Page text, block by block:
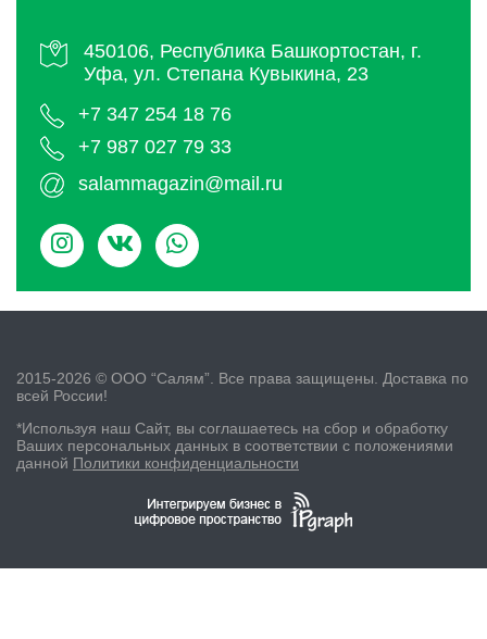
450106, Республика Башкортостан, г.
Уфа, ул. Степана Кувыкина, 23
+7 347 254 18 76
+7 987 027 79 33
salammagazin@mail.ru
2015-2026 © ООО “Салям”. Все права защищены. Доставка по
всей России!
*Используя наш Сайт, вы соглашаетесь на сбор и обработку
Ваших персональных данных в соответствии с положениями
данной Политики конфиденциальности